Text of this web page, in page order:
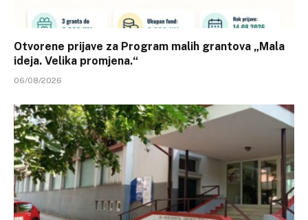
Otvorene prijave za Program malih grantova „Mala
ideja. Velika promjena.“
06/08/2026